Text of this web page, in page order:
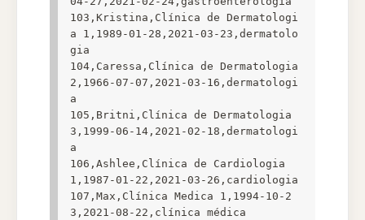
103,Kristina,Clínica de Dermatologi
a 1,1989-01-28,2021-03-23,dermatolo
gia
104,Caressa,Clínica de Dermatologia
2,1966-07-07,2021-03-16,dermatologi
a
105,Britni,Clínica de Dermatologia
3,1999-06-14,2021-02-18,dermatologi
a
106,Ashlee,Clínica de Cardiologia
1,1987-01-22,2021-03-26,cardiologia
107,Max,Clínica Medica 1,1994-10-2
3,2021-08-22,clínica médica